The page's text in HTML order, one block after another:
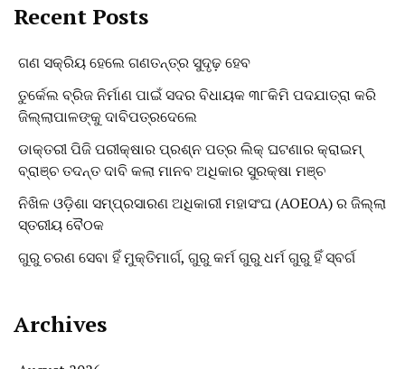
Recent Posts
ଗଣ ସକ୍ରିୟ ହେଲେ ଗଣତନ୍ତ୍ର ସୁଦୃଢ଼ ହେବ
ତୁର୍କେଲ ବ୍ରିଜ ନିର୍ମାଣ ପାଇଁ ସଦର ବିଧାୟକ ୩୮କିମି ପଦଯାତ୍ରା କରି
ଜିଲ୍ଲାପାଳଙ୍କୁ ଦାବିପତ୍ରଦେଲେ
ଡାକ୍ତରୀ ପିଜି ପରୀକ୍ଷାର ପ୍ରଶ୍ନ ପତ୍ର ଲିକ୍ ଘଟଣାର କ୍ରାଇମ୍
ବ୍ରାଞ୍ଚ ତଦନ୍ତ ଦାବି କଲା ମାନବ ଅଧିକାର ସୁରକ୍ଷା ମଞ୍ଚ
ନିଖିଳ ଓଡ଼ିଶା ସମ୍ପ୍ରସାରଣ ଅଧିକାରୀ ମହାସଂଘ (AOEOA) ର ଜିଲ୍ଲା
ସ୍ତରୀୟ ବୈଠକ
ଗୁରୁ ଚରଣ ସେବା ହିଁ ମୁକ୍ତିମାର୍ଗ, ଗୁରୁ କର୍ମ ଗୁରୁ ଧର୍ମ ଗୁରୁ ହିଁ ସ୍ବର୍ଗ
Archives